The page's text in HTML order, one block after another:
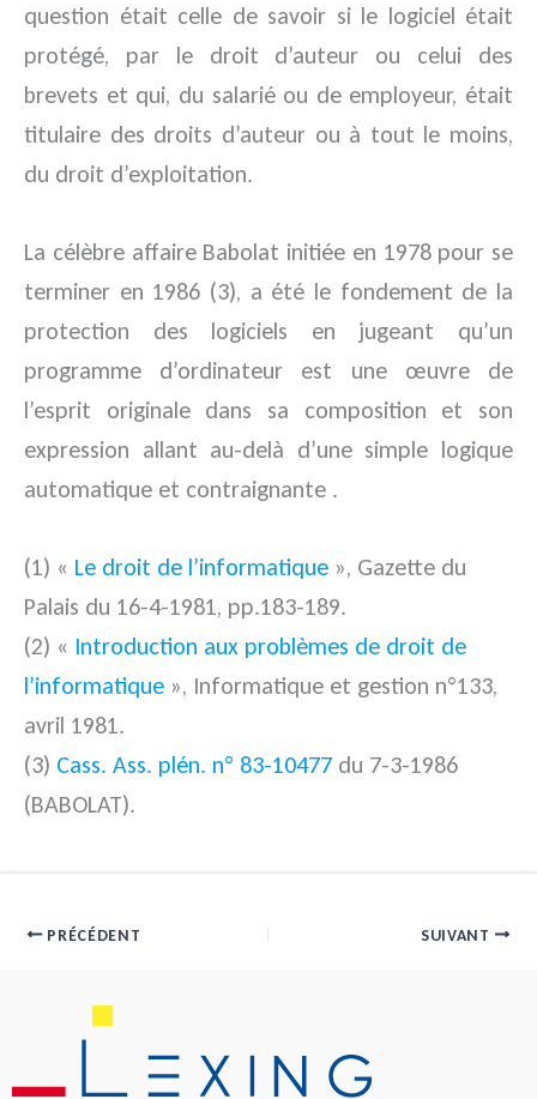
question était celle de savoir si le logiciel était
protégé, par le droit d’auteur ou celui des
brevets et qui, du salarié ou de employeur, était
titulaire des droits d’auteur ou à tout le moins,
du droit d’exploitation.
La célèbre affaire Babolat initiée en 1978 pour se
terminer en 1986 (3), a été le fondement de la
protection des logiciels en jugeant qu’un
programme d’ordinateur est une œuvre de
l’esprit originale dans sa composition et son
expression allant au-delà d’une simple logique
automatique et contraignante .
(1) « Le droit de l’informatique », Gazette du
Palais du 16-4-1981, pp.183-189.
(2) « Introduction aux problèmes de droit de
l’informatique », Informatique et gestion n°133,
avril 1981.
(3) Cass. Ass. plén. n° 83-10477 du 7-3-1986
(BABOLAT).
PRÉCÉDENT SUIVANT